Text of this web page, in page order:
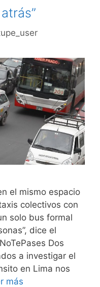
el mismo espacio
colectivos con
solo bus formal
dice el
Dos
a investigar el
en Lima nos
más